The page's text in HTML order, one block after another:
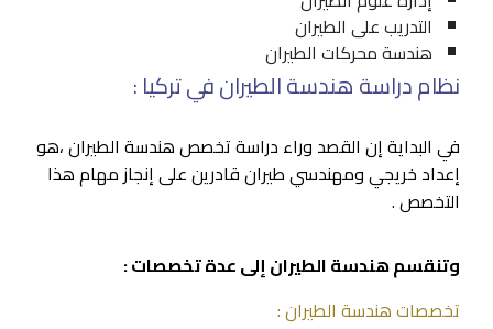
التدريب على الطيران
هندسة محركات الطيران
نظام دراسة هندسة الطيران في تركيا :
في البداية إن القصد وراء دراسة تخصص هندسة الطيران ،هو
إعداد خريجي ومهندسي طيران قادرين على إنجاز مهام هذا
التخصص .
وتنقسم هندسة الطيران إلى عدة تخصصات :
تخصصات هندسة الطيران :